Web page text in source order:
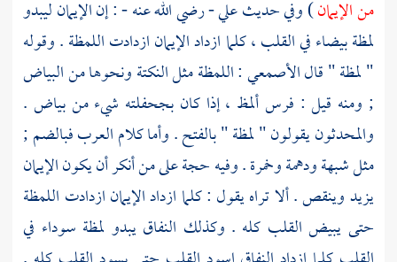
من الإيمان) وفي حديثعلي- رضي الله عنه - : إن الإيمان ليبدو
لمظة بيضاء في القلب ، كلما ازداد الإيمان ازدادت اللمظة . وقوله
" لمظة " قالالأصمعي: اللمظة مثل النكتة ونحوها من البياض
; ومنه قيل : فرس ألمظ ، إذا كان بجحفلته شيء من بياض .
والمحدثون يقولون " لمظة " بالفتح . وأما كلام العرب فبالضم ;
مثل شبهة ودهمة وخمرة . وفيه حجة على من أنكر أن يكون الإيمان
يزيد وينقص . ألا تراه يقول : كلما ازداد الإيمان ازدادت اللمظة
حتى يبيض القلب كله . وكذلك النفاق يبدو لمظة سوداء في